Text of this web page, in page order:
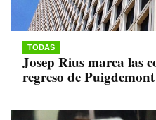
TODAS
Josep Rius marca las
regreso de